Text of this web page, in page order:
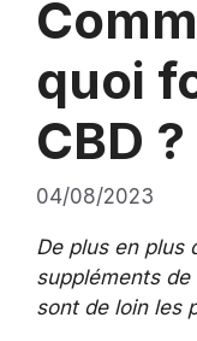
quoi
CBD ?
04/08/2023
De plus en plus
suppléments de
sont de loin les